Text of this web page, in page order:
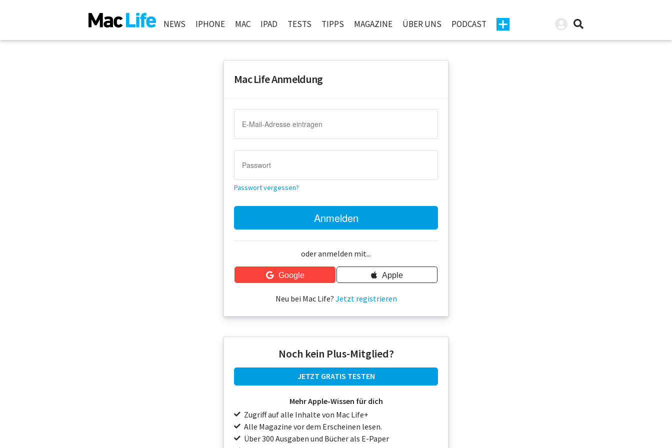
NEWS IPHONE MAC IPAD TESTS TIPPS MAGAZINE ÜBER UNS PODCAST
Mac Life Anmeldung
Passwort vergessen?
oder anmelden mit...
Google Apple
Neu bei Mac Life? Jetzt registrieren
Noch kein Plus-Mitglied?
JETZT GRATIS TESTEN
Mehr Apple-Wissen für dich
Zugriff auf alle Inhalte von Mac Life+
Alle Magazine vor dem Erscheinen lesen.
Über 300 Ausgaben und Bücher als E-Paper